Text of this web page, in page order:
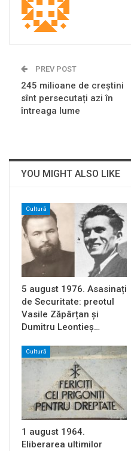
PREV POST
245 milioane de creștini
sînt persecutați azi în
întreaga lume
YOU MIGHT ALSO LIKE
Cultură
5 august 1976. Asasinați
de Securitate: preotul
Vasile Zăpârțan și
Dumitru Leontieș…
Cultură
1 august 1964.
Eliberarea ultimilor